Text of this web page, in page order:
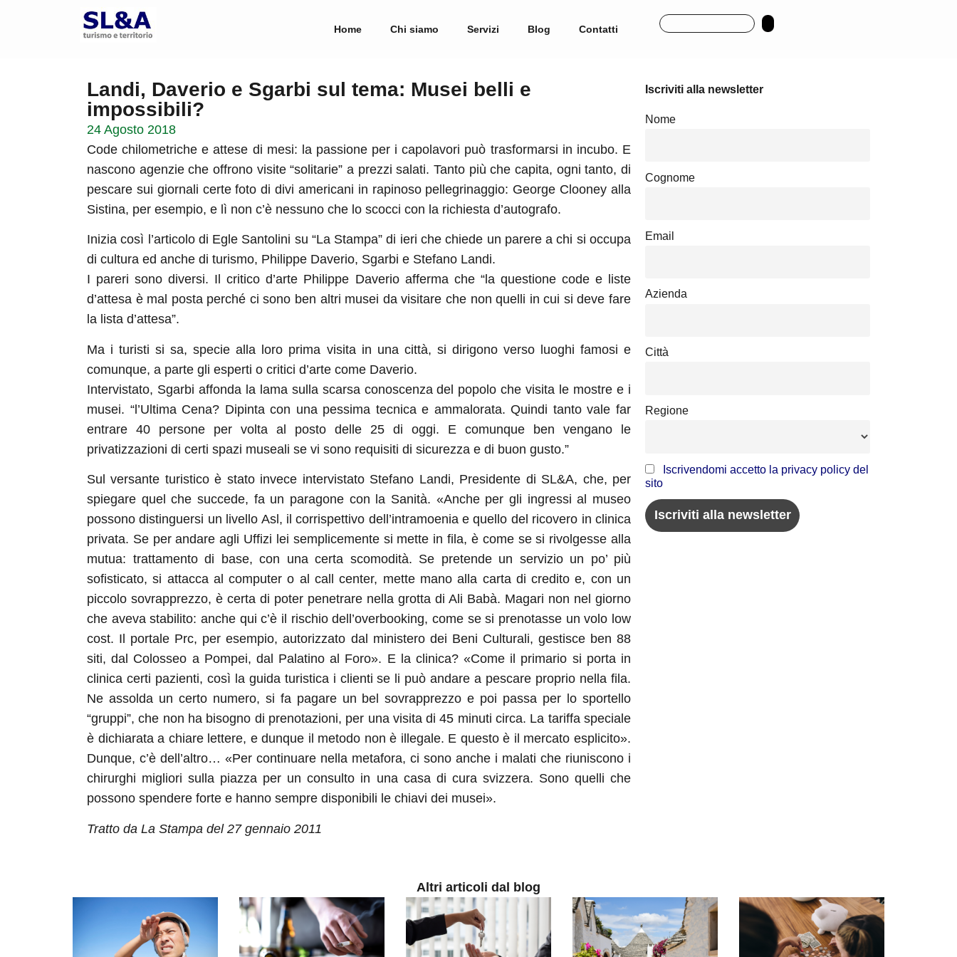
Home Chi siamo Servizi Blog Contatti
Landi, Daverio e Sgarbi sul tema: Musei belli e
impossibili?
24 Agosto 2018
Code chilometriche e attese di mesi: la passione per i capolavori può trasformarsi in incubo. E
nascono agenzie che offrono visite “solitarie” a prezzi salati. Tanto più che capita, ogni tanto, di
pescare sui giornali certe foto di divi americani in rapinoso pellegrinaggio: George Clooney alla
Sistina, per esempio, e lì non c’è nessuno che lo scocci con la richiesta d’autografo.
Inizia così l’articolo di Egle Santolini su “La Stampa” di ieri che chiede un parere a chi si occupa
di cultura ed anche di turismo, Philippe Daverio, Sgarbi e Stefano Landi.
I pareri sono diversi. Il critico d’arte Philippe Daverio afferma che “la questione code e liste
d’attesa è mal posta perché ci sono ben altri musei da visitare che non quelli in cui si deve fare
la lista d’attesa”.
Ma i turisti si sa, specie alla loro prima visita in una città, si dirigono verso luoghi famosi e
comunque, a parte gli esperti o critici d’arte come Daverio.
Intervistato, Sgarbi affonda la lama sulla scarsa conoscenza del popolo che visita le mostre e i
musei. “l’Ultima Cena? Dipinta con una pessima tecnica e ammalorata. Quindi tanto vale far
entrare 40 persone per volta al posto delle 25 di oggi. E comunque ben vengano le
privatizzazioni di certi spazi museali se vi sono requisiti di sicurezza e di buon gusto.”
Sul versante turistico è stato invece intervistato Stefano Landi, Presidente di SL&A, che, per
spiegare quel che succede, fa un paragone con la Sanità. «Anche per gli ingressi al museo
possono distinguersi un livello Asl, il corrispettivo dell’intramoenia e quello del ricovero in clinica
privata. Se per andare agli Uffizi lei semplicemente si mette in fila, è come se si rivolgesse alla
mutua: trattamento di base, con una certa scomodità. Se pretende un servizio un po’ più
sofisticato, si attacca al computer o al call center, mette mano alla carta di credito e, con un
piccolo sovrapprezzo, è certa di poter penetrare nella grotta di Ali Babà. Magari non nel giorno
che aveva stabilito: anche qui c’è il rischio dell’overbooking, come se si prenotasse un volo low
cost. Il portale Prc, per esempio, autorizzato dal ministero dei Beni Culturali, gestisce ben 88
siti, dal Colosseo a Pompei, dal Palatino al Foro». E la clinica? «Come il primario si porta in
clinica certi pazienti, così la guida turistica i clienti se li può andare a pescare proprio nella fila.
Ne assolda un certo numero, si fa pagare un bel sovrapprezzo e poi passa per lo sportello
“gruppi”, che non ha bisogno di prenotazioni, per una visita di 45 minuti circa. La tariffa speciale
è dichiarata a chiare lettere, e dunque il metodo non è illegale. E questo è il mercato esplicito».
Dunque, c’è dell’altro… «Per continuare nella metafora, ci sono anche i malati che riuniscono i
chirurghi migliori sulla piazza per un consulto in una casa di cura svizzera. Sono quelli che
possono spendere forte e hanno sempre disponibili le chiavi dei musei».
Tratto da La Stampa del 27 gennaio 2011
Iscriviti alla newsletter
Nome
Cognome
Email
Azienda
Città
Regione
Iscrivendomi accetto la privacy policy del
sito
Altri articoli dal blog